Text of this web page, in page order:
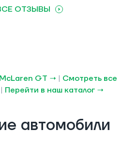
ОТЗЫВЫ
GT → | Смотреть все
| Перейти в наш каталог →
автомобили